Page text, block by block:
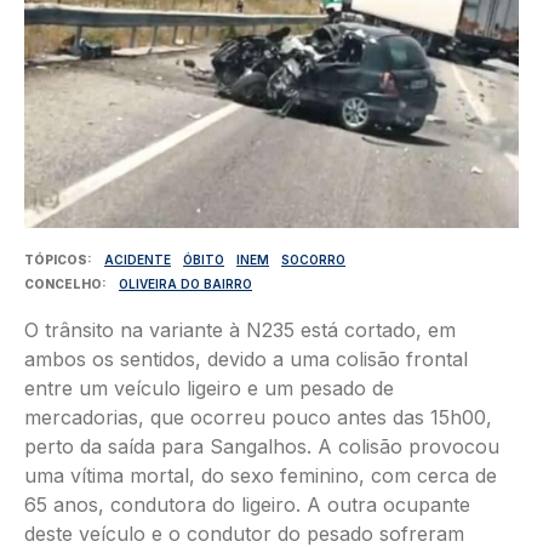
TÓPICOS ACIDENTE ÓBITO INEM
SOCORRO
CONCELHO
OLIVEIRA DO BAIRRO
O trânsito na variante à N235 está cortado, em
ambos os sentidos, devido a uma colisão frontal
entre um veículo ligeiro e um pesado de
mercadorias, que ocorreu pouco antes das 15h00,
perto da saída para Sangalhos. A colisão provocou
uma vítima mortal, do sexo feminino, com cerca de
65 anos, condutora do ligeiro. A outra ocupante
deste veículo e o condutor do pesado sofreram